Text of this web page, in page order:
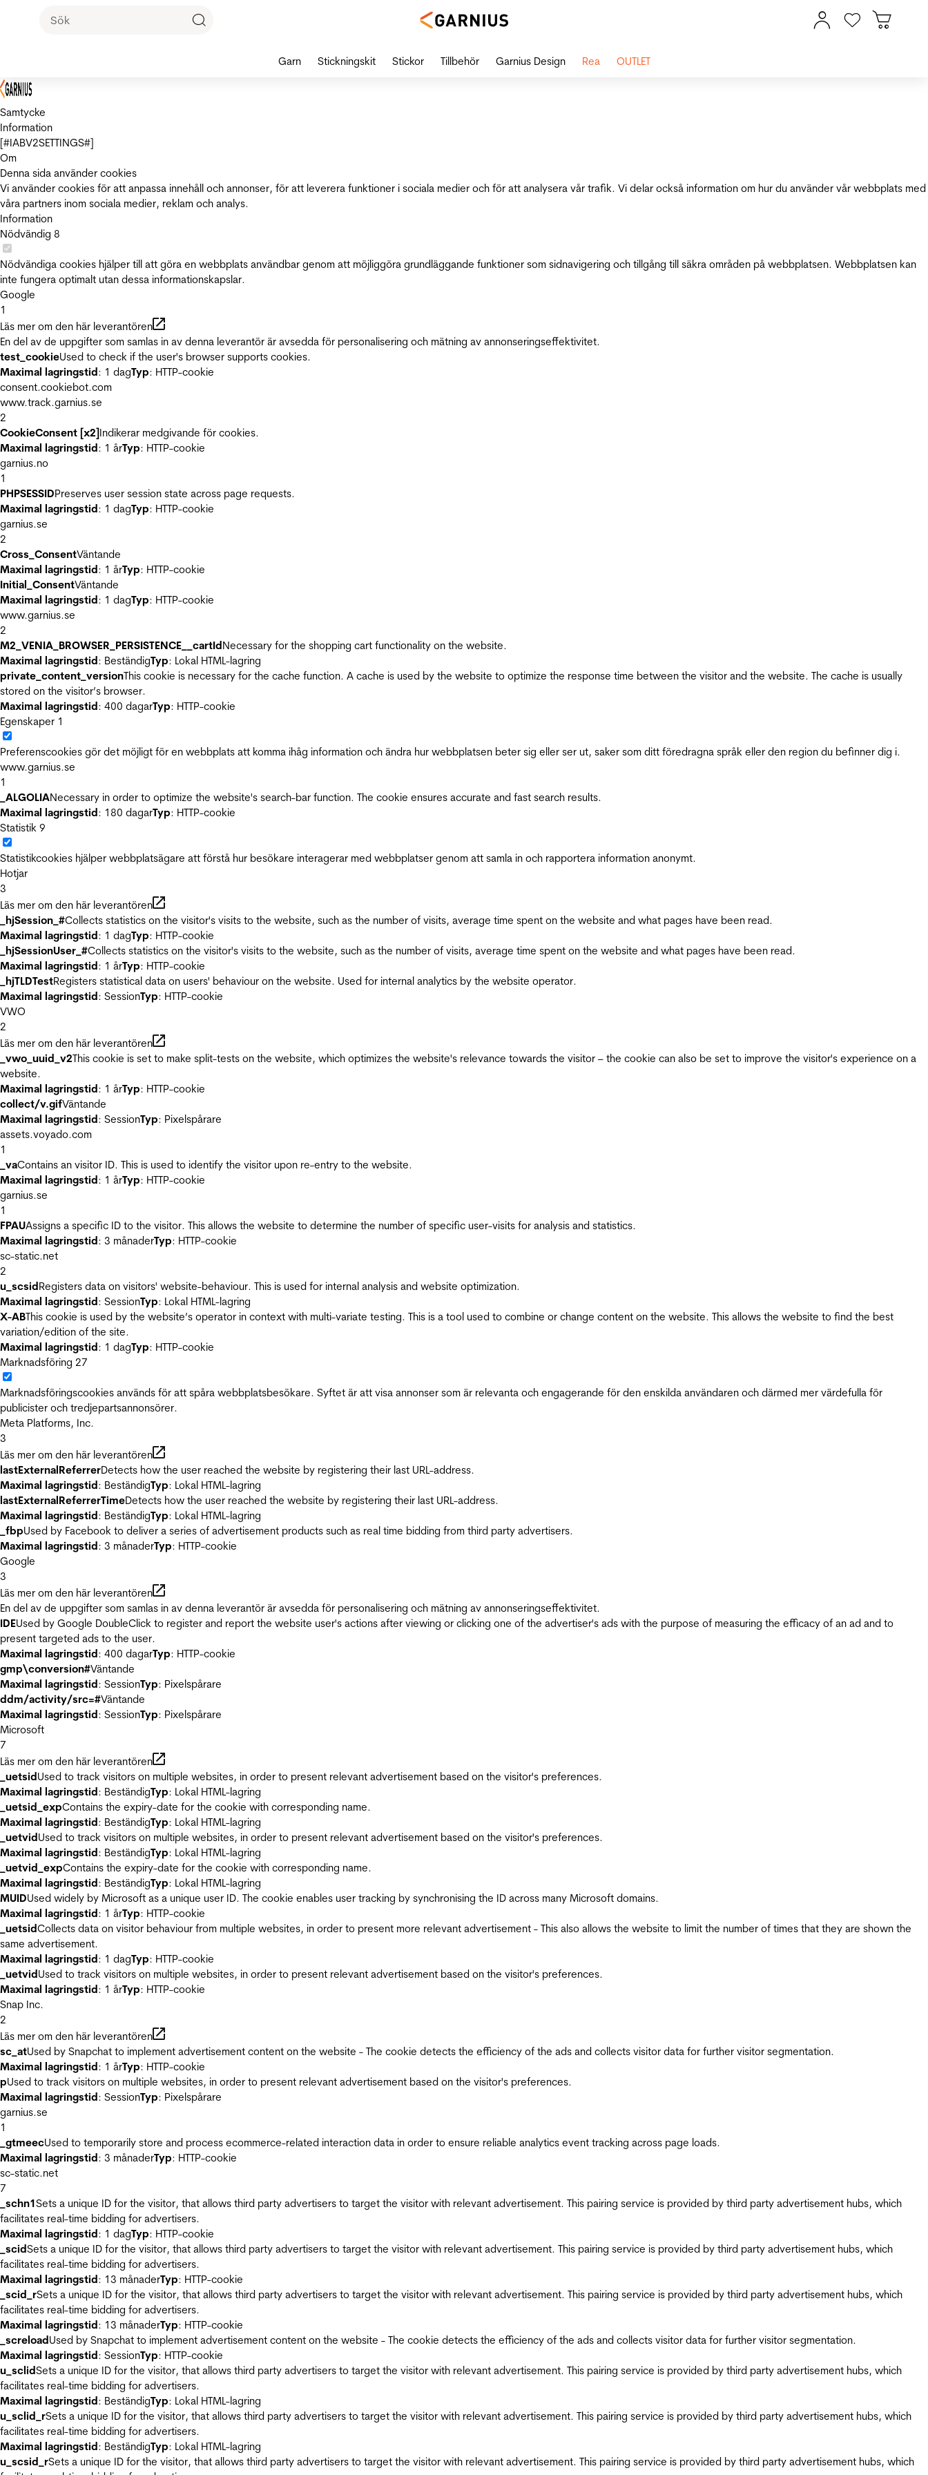
Samtycke
Information
[#IABV2SETTINGS#]
Om
Denna sida använder cookies
Vi använder cookies för att anpassa innehåll och annonser, för att leverera funktioner i sociala medier och för att analysera vår trafik. Vi delar också information om hur du använder vår webbplats med
våra partners inom sociala medier, reklam och analys.
Information
Nödvändig 8
Nödvändiga cookies hjälper till att göra en webbplats användbar genom att möjliggöra grundläggande funktioner som sidnavigering och tillgång till säkra områden på webbplatsen. Webbplatsen kan
inte fungera optimalt utan dessa informationskapslar.
Google
1
Läs mer om den här leverantören
En del av de uppgifter som samlas in av denna leverantör är avsedda för personalisering och mätning av annonseringseffektivitet.
test_cookieUsed to check if the user's browser supports cookies.
Maximal lagringstid: 1 dagTyp: HTTP-cookie
consent.cookiebot.com
www.track.garnius.se
2
CookieConsent [x2]Indikerar medgivande för cookies.
Maximal lagringstid: 1 årTyp: HTTP-cookie
garnius.no
1
PHPSESSIDPreserves user session state across page requests.
Maximal lagringstid: 1 dagTyp: HTTP-cookie
garnius.se
2
Cross_ConsentVäntande
Maximal lagringstid: 1 årTyp: HTTP-cookie
Initial_ConsentVäntande
Maximal lagringstid: 1 dagTyp: HTTP-cookie
www.garnius.se
2
M2_VENIA_BROWSER_PERSISTENCE__cartIdNecessary for the shopping cart functionality on the website.
Maximal lagringstid: BeständigTyp: Lokal HTML-lagring
private_content_versionThis cookie is necessary for the cache function. A cache is used by the website to optimize the response time between the visitor and the website. The cache is usually
stored on the visitor’s browser.
Maximal lagringstid: 400 dagarTyp: HTTP-cookie
Egenskaper 1
Preferenscookies gör det möjligt för en webbplats att komma ihåg information och ändra hur webbplatsen beter sig eller ser ut, saker som ditt föredragna språk eller den region du befinner dig i.
www.garnius.se
1
_ALGOLIANecessary in order to optimize the website's search-bar function. The cookie ensures accurate and fast search results.
Maximal lagringstid: 180 dagarTyp: HTTP-cookie
Statistik 9
Statistikcookies hjälper webbplatsägare att förstå hur besökare interagerar med webbplatser genom att samla in och rapportera information anonymt.
Hotjar
3
Läs mer om den här leverantören
_hjSession_#Collects statistics on the visitor's visits to the website, such as the number of visits, average time spent on the website and what pages have been read.
Maximal lagringstid: 1 dagTyp: HTTP-cookie
_hjSessionUser_#Collects statistics on the visitor's visits to the website, such as the number of visits, average time spent on the website and what pages have been read.
Maximal lagringstid: 1 årTyp: HTTP-cookie
_hjTLDTestRegisters statistical data on users' behaviour on the website. Used for internal analytics by the website operator.
Maximal lagringstid: SessionTyp: HTTP-cookie
VWO
2
Läs mer om den här leverantören
_vwo_uuid_v2This cookie is set to make split-tests on the website, which optimizes the website's relevance towards the visitor – the cookie can also be set to improve the visitor's experience on a
website.
Maximal lagringstid: 1 årTyp: HTTP-cookie
collect/v.gifVäntande
Maximal lagringstid: SessionTyp: Pixelspårare
assets.voyado.com
1
_vaContains an visitor ID. This is used to identify the visitor upon re-entry to the website.
Maximal lagringstid: 1 årTyp: HTTP-cookie
garnius.se
1
FPAUAssigns a specific ID to the visitor. This allows the website to determine the number of specific user-visits for analysis and statistics.
Maximal lagringstid: 3 månaderTyp: HTTP-cookie
sc-static.net
2
u_scsidRegisters data on visitors' website-behaviour. This is used for internal analysis and website optimization.
Maximal lagringstid: SessionTyp: Lokal HTML-lagring
X-ABThis cookie is used by the website’s operator in context with multi-variate testing. This is a tool used to combine or change content on the website. This allows the website to find the best
variation/edition of the site.
Maximal lagringstid: 1 dagTyp: HTTP-cookie
Marknadsföring 27
Marknadsföringscookies används för att spåra webbplatsbesökare. Syftet är att visa annonser som är relevanta och engagerande för den enskilda användaren och därmed mer värdefulla för
publicister och tredjepartsannonsörer.
Meta Platforms, Inc.
3
Läs mer om den här leverantören
lastExternalReferrerDetects how the user reached the website by registering their last URL-address.
Maximal lagringstid: BeständigTyp: Lokal HTML-lagring
lastExternalReferrerTimeDetects how the user reached the website by registering their last URL-address.
Maximal lagringstid: BeständigTyp: Lokal HTML-lagring
_fbpUsed by Facebook to deliver a series of advertisement products such as real time bidding from third party advertisers.
Maximal lagringstid: 3 månaderTyp: HTTP-cookie
Google
3
Läs mer om den här leverantören
En del av de uppgifter som samlas in av denna leverantör är avsedda för personalisering och mätning av annonseringseffektivitet.
IDEUsed by Google DoubleClick to register and report the website user's actions after viewing or clicking one of the advertiser's ads with the purpose of measuring the efficacy of an ad and to
present targeted ads to the user.
Maximal lagringstid: 400 dagarTyp: HTTP-cookie
gmp\conversion#Väntande
Maximal lagringstid: SessionTyp: Pixelspårare
ddm/activity/src=#Väntande
Maximal lagringstid: SessionTyp: Pixelspårare
Microsoft
7
Läs mer om den här leverantören
_uetsidUsed to track visitors on multiple websites, in order to present relevant advertisement based on the visitor's preferences.
Maximal lagringstid: BeständigTyp: Lokal HTML-lagring
_uetsid_expContains the expiry-date for the cookie with corresponding name.
Maximal lagringstid: BeständigTyp: Lokal HTML-lagring
_uetvidUsed to track visitors on multiple websites, in order to present relevant advertisement based on the visitor's preferences.
Maximal lagringstid: BeständigTyp: Lokal HTML-lagring
_uetvid_expContains the expiry-date for the cookie with corresponding name.
Maximal lagringstid: BeständigTyp: Lokal HTML-lagring
MUIDUsed widely by Microsoft as a unique user ID. The cookie enables user tracking by synchronising the ID across many Microsoft domains.
Maximal lagringstid: 1 årTyp: HTTP-cookie
_uetsidCollects data on visitor behaviour from multiple websites, in order to present more relevant advertisement - This also allows the website to limit the number of times that they are shown the
same advertisement.
Maximal lagringstid: 1 dagTyp: HTTP-cookie
_uetvidUsed to track visitors on multiple websites, in order to present relevant advertisement based on the visitor's preferences.
Maximal lagringstid: 1 årTyp: HTTP-cookie
Snap Inc.
2
Läs mer om den här leverantören
sc_atUsed by Snapchat to implement advertisement content on the website - The cookie detects the efficiency of the ads and collects visitor data for further visitor segmentation.
Maximal lagringstid: 1 årTyp: HTTP-cookie
pUsed to track visitors on multiple websites, in order to present relevant advertisement based on the visitor's preferences.
Maximal lagringstid: SessionTyp: Pixelspårare
garnius.se
1
_gtmeecUsed to temporarily store and process ecommerce-related interaction data in order to ensure reliable analytics event tracking across page loads.
Maximal lagringstid: 3 månaderTyp: HTTP-cookie
sc-static.net
7
_schn1Sets a unique ID for the visitor, that allows third party advertisers to target the visitor with relevant advertisement. This pairing service is provided by third party advertisement hubs, which
facilitates real-time bidding for advertisers.
Maximal lagringstid: 1 dagTyp: HTTP-cookie
_scidSets a unique ID for the visitor, that allows third party advertisers to target the visitor with relevant advertisement. This pairing service is provided by third party advertisement hubs, which
facilitates real-time bidding for advertisers.
Maximal lagringstid: 13 månaderTyp: HTTP-cookie
_scid_rSets a unique ID for the visitor, that allows third party advertisers to target the visitor with relevant advertisement. This pairing service is provided by third party advertisement hubs, which
facilitates real-time bidding for advertisers.
Maximal lagringstid: 13 månaderTyp: HTTP-cookie
_screloadUsed by Snapchat to implement advertisement content on the website - The cookie detects the efficiency of the ads and collects visitor data for further visitor segmentation.
Maximal lagringstid: SessionTyp: HTTP-cookie
u_sclidSets a unique ID for the visitor, that allows third party advertisers to target the visitor with relevant advertisement. This pairing service is provided by third party advertisement hubs, which
facilitates real-time bidding for advertisers.
Maximal lagringstid: BeständigTyp: Lokal HTML-lagring
u_sclid_rSets a unique ID for the visitor, that allows third party advertisers to target the visitor with relevant advertisement. This pairing service is provided by third party advertisement hubs, which
facilitates real-time bidding for advertisers.
Maximal lagringstid: BeständigTyp: Lokal HTML-lagring
u_scsid_rSets a unique ID for the visitor, that allows third party advertisers to target the visitor with relevant advertisement. This pairing service is provided by third party advertisement hubs, which
Garn Stickningskit Stickor Tillbehör Garnius Design Rea OUTLET